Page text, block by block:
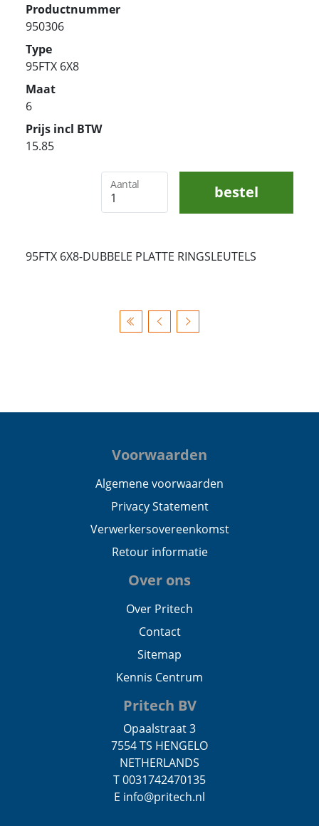
Productnummer
950306
Type
95FTX 6X8
Maat
6
Prijs incl BTW
15.85
Aantal bestel
95FTX 6X8-DUBBELE PLATTE RINGSLEUTELS
Voorwaarden
Algemene voorwaarden
Privacy Statement
Verwerkersovereenkomst
Retour informatie
Over ons
Over Pritech
Contact
Sitemap
Kennis Centrum
Pritech BV
Opaalstraat 3
7554 TS HENGELO
NETHERLANDS
T 0031742470135
E info@pritech.nl